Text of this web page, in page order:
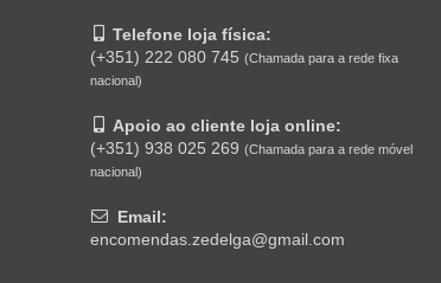
Telefone loja física:
(+351) 222 080 745 (Chamada para a rede fixa
nacional)
Apoio ao cliente loja online:
(+351) 938 025 269 (Chamada para a rede móvel
nacional)
Email:
encomendas.zedelga@gmail.com